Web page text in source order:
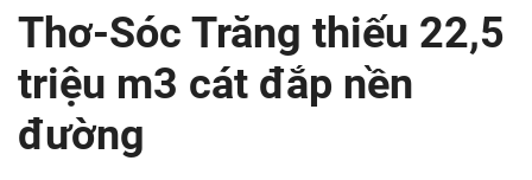
Thơ-Sóc Trăng thiếu 22,5
triệu m3 cát đắp nền
đường